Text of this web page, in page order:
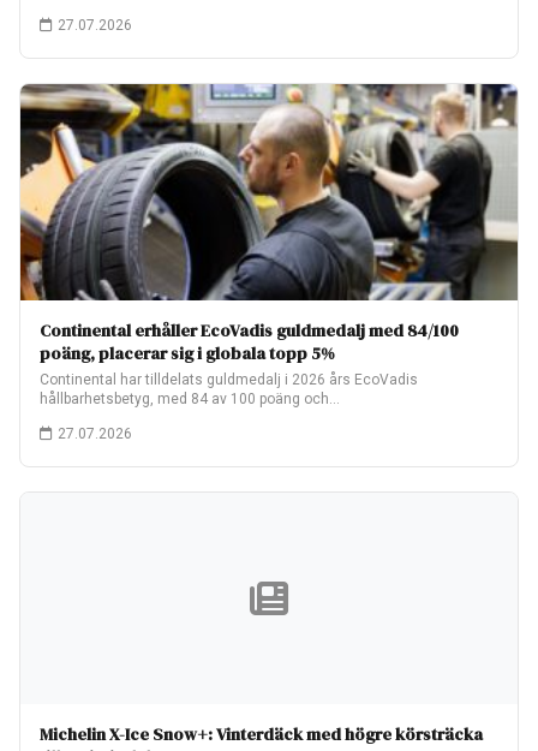
27.07.2026
Continental erhåller EcoVadis guldmedalj med 84/100
poäng, placerar sig i globala topp 5%
Continental har tilldelats guldmedalj i 2026 års EcoVadis
hållbarhetsbetyg, med 84 av 100 poäng och…
27.07.2026
Michelin X-Ice Snow+: Vinterdäck med högre körsträcka